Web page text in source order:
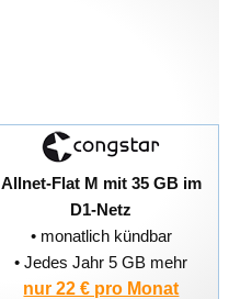
Allnet-Flat M mit 35 GB im
D1-Netz
• monatlich kündbar
• Jedes Jahr 5 GB mehr
nur 22 € pro Monat